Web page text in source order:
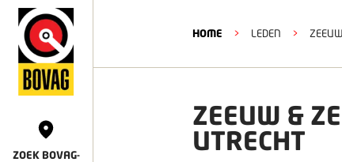
ZOEK BOVAG-
HOME > LEDEN >
ZEEUW &
UTRECHT